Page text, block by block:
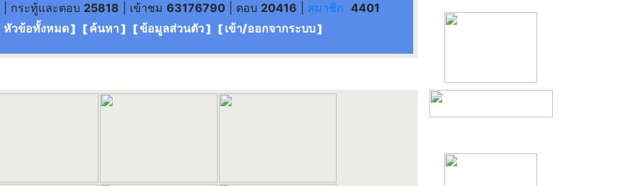
| กระทู้และตอบ 25818 | เข้าชม 63176790| ตอบ 20416 สมาชิก 4401
หัวข้อทั้งหมด] [ ค้นหา ] [ข้อมูลส่วนตัว] [ เข้า/ออกจากระบบ]